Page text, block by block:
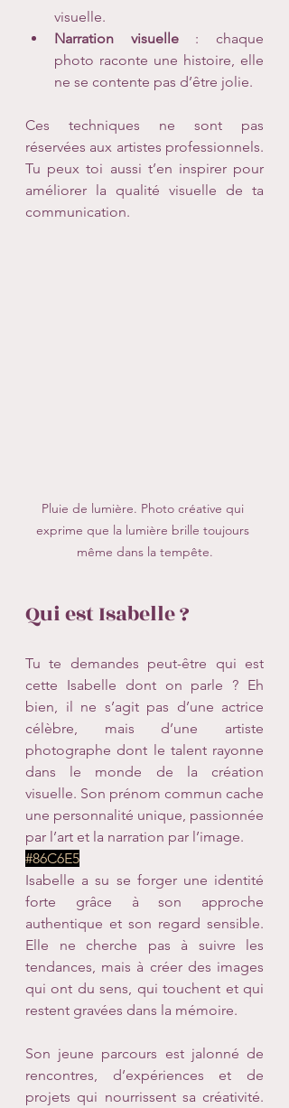
visuelle.
Narration visuelle : chaque
photo raconte une histoire, elle
ne se contente pas d’être jolie.
Ces techniques ne sont pas
réservées aux artistes professionnels.
Tu peux toi aussi t’en inspirer pour
améliorer la qualité visuelle de ta
communication.
Pluie de lumière. Photo créative qui
exprime que la lumière brille toujours
même dans la tempête.
Qui est Isabelle ?
Tu te demandes peut-être qui est
cette Isabelle dont on parle ? Eh
bien, il ne s’agit pas d’une actrice
célèbre, mais d’une artiste
photographe dont le talent rayonne
dans le monde de la création
visuelle. Son prénom commun cache
une personnalité unique, passionnée
par l’art et la narration par l’image.
#86C6E5
Isabelle a su se forger une identité
forte grâce à son approche
authentique et son regard sensible.
Elle ne cherche pas à suivre les
tendances, mais à créer des images
qui ont du sens, qui touchent et qui
restent gravées dans la mémoire.
Son jeune parcours est jalonné de
rencontres, d’expériences et de
projets qui nourrissent sa créativité.